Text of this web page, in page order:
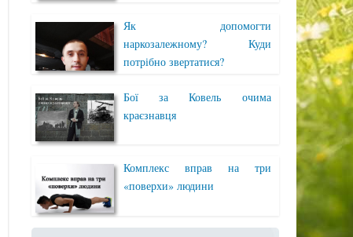
Як допомогти
наркозалежному? Куди
потрібно звертатися?
Бої за Ковель очима
краєзнавця
Комплекс вправ на три
«поверхи» людини